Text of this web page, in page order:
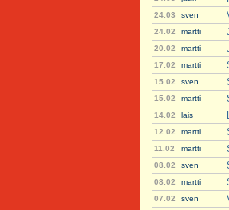
24.03 sven
24.02 martti
20.02 martti
17.02 martti
15.02 sven
15.02 martti
14.02 lais
12.02 martti
11.02 martti
08.02 sven
08.02 martti
07.02 sven